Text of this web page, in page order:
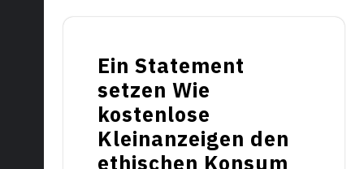
Ein Statement
setzen Wie
kostenlose
Kleinanzeigen den
ethischen Konsum